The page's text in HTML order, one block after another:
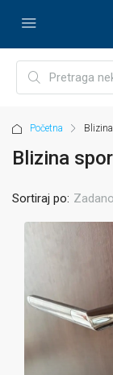
Početna
Blizina
Sortiraj po: